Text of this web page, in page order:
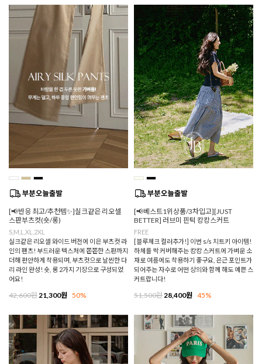
[📢반응 최고/추천템✨]실크같은 리오셀
스판부츠컷(숏/롱)
S,M,L,XL,2XL
실크같은 리오셀 와이드 버전에 이은 부츠컷 라
인의 팬츠! 부드러운 텍스처에 쫀쫀한 스판까지
더해 편안하게 착용되며, 부츠컷으로 날씬한 다
리 라인 완성! 숏, 롱 2가지 기장으로 구성되었
어요!
42,600원 21,300원 50%
[📢베스트1위상품/3차입고][JUST
BETTER] 러브미 핀턱 캉캉스커트
FREE
[블루체크 컬러추가!] 이번 s/s 치트키 아이템!
하체를 싹 커버해주는 캉캉 스커트에 가벼운 소
재로 여름에도 착용하기 좋구요, 은근 포인트가
되어주는 자수로 어떤 상의와 함께 해도 예쁜 스
커트랍니다!
51,500원 28,400원 45%